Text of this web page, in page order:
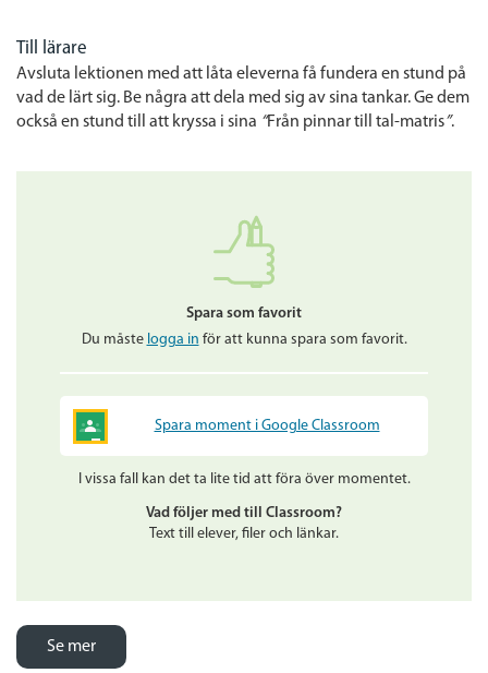
Till lärare
Avsluta lektionen med att låta eleverna få fundera en stund på
vad de lärt sig. Be några att dela med sig av sina tankar. Ge dem
också en stund till att kryssa i sina “Från pinnar till tal-matris”.
Spara som favorit
Du måste logga in för att kunna spara som favorit.
Spara moment i Google Classroom
I vissa fall kan det ta lite tid att föra över momentet.
Vad följer med till Classroom?
Text till elever, filer och länkar.
Se mer